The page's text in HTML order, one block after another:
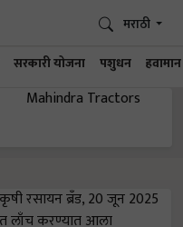
सरकारी योजना पशुधन हवामान
मराठी